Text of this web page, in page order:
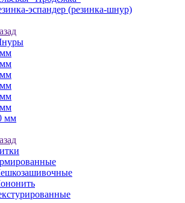
эспандер (резинка-шнур)
мм